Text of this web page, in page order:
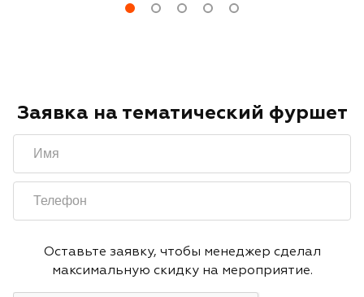
Заявка на тематический фуршет
Оставьте заявку, чтобы менеджер сделал
максимальную скидку на мероприятие.